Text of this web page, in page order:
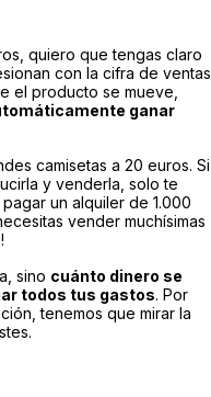
quiero que tengas claro
con la cifra de ventas
el producto se mueve,
ganar
camisetas a 20 euros. Si
y venderla, solo te
un alquiler de 1.000
vender muchísimas
sino cuánto dinero se
todos tus gastos. Por
tenemos que mirar la